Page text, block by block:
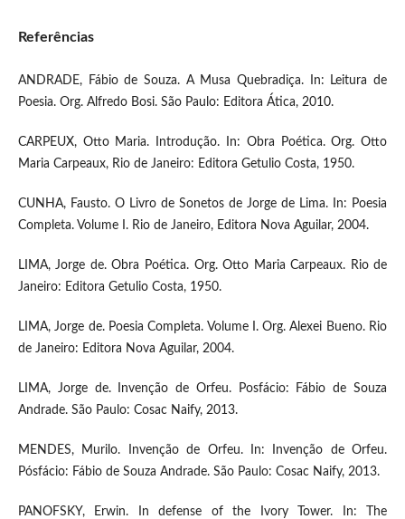
Referências
ANDRADE, Fábio de Souza. A Musa Quebradiça. In: Leitura de
Poesia. Org. Alfredo Bosi. São Paulo: Editora Ática, 2010.
CARPEUX, Otto Maria. Introdução. In: Obra Poética. Org. Otto
Maria Carpeaux, Rio de Janeiro: Editora Getulio Costa, 1950.
CUNHA, Fausto. O Livro de Sonetos de Jorge de Lima. In: Poesia
Completa. Volume I. Rio de Janeiro, Editora Nova Aguilar, 2004.
LIMA, Jorge de. Obra Poética. Org. Otto Maria Carpeaux. Rio de
Janeiro: Editora Getulio Costa, 1950.
LIMA, Jorge de. Poesia Completa. Volume I. Org. Alexei Bueno. Rio
de Janeiro: Editora Nova Aguilar, 2004.
LIMA, Jorge de. Invenção de Orfeu. Posfácio: Fábio de Souza
Andrade. São Paulo: Cosac Naify, 2013.
MENDES, Murilo. Invenção de Orfeu. In: Invenção de Orfeu.
Pósfácio: Fábio de Souza Andrade. São Paulo: Cosac Naify, 2013.
PANOFSKY, Erwin. In defense of the Ivory Tower. In: The